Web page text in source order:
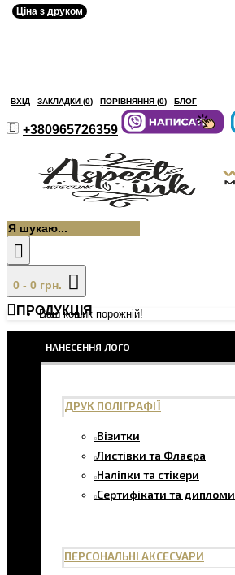
ВХІД ЗАКЛАДКИ (0) ПОРІВНЯННЯ (0) БЛОГ
+380965726359
0 - 0 грн.
Ваш кошик порожній!
ПРОДУКЦІЯ
НАНЕСЕННЯ ЛОГО
ДРУК ПОЛІГРАФІЇ
Візитки
Листівки та Флаєра
Наліпки та стікери
Сертифікати та дипломи
ПЕРСОНАЛЬНІ АКСЕСУАРИ
Ціна з друком